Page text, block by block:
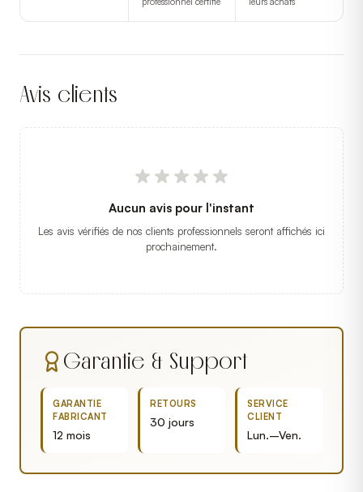
Avis clients
Aucun avis pour l'instant
Les avis vérifiés de nos clients professionnels seront affichés ici
prochainement.
Garantie & Support
GARANTIE
FABRICANT
12 mois
RETOURS
30 jours
SERVICE
CLIENT
Lun.–Ven.